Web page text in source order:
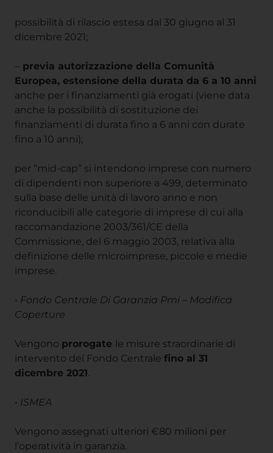
possibilità di rilascio estesa dal 30 giugno al 31
dicembre 2021;
–previa autorizzazione della Comunità
Europea, estensione della durata da 6 a 10 anni
anche per i finanziamenti già erogati (viene data
anche la possibilità di sostituzione dei
finanziamenti di durata fino a 6 anni con durate
fino a 10 anni);
per “mid-cap” si intendono imprese con numero
di dipendenti non superiore a 499, determinato
sulla base delle unità di lavoro anno e non
riconducibili alle categorie di imprese di cui alla
raccomandazione 2003/361/CE della
Commissione, del 6 maggio 2003, relativa alla
definizione delle microimprese, piccole e medie
imprese.
• Fondo Centrale Di Garanzia Pmi – Modifica
Coperture
Vengono prorogate le misure straordinarie di
intervento del Fondo Centrale fino al 31
dicembre 2021.
• ISMEA
Vengono assegnati ulteriori €80 milioni per
l’operatività in garanzia.